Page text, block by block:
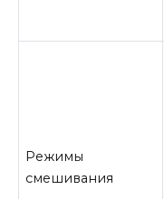
Режимы
смешивания